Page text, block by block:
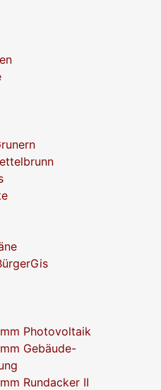
Photovoltaik
Gebäude-
Rundacker II